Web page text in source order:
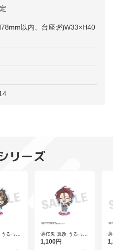
以内、台座:約W33×H40
リーズ
るっこ
ンド 藤
薄桜鬼 真改 うるっこ
アクリルスタンド 原
1,100円